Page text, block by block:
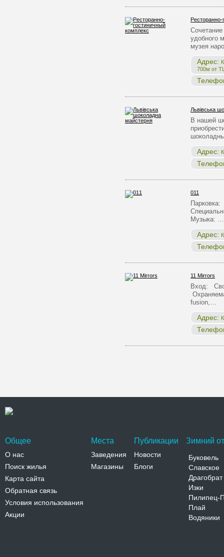
удобного
музея
Адрес:
700м от
Львівська
В нашей
Адрес:
011
Музыка: …
Адрес:
11 Mirrors
Вход:
fusion,…
Адрес:
Общее
О нас
Поиск жилья
Карта сайта
Обратная связь
Условия использования
Акции
Места
Заведения
Магазины
Публикации
Новости
Блоги
Зимний
Буковель
Славское
Драгобрат
Изки
Пилипец-
Плай
Водяники